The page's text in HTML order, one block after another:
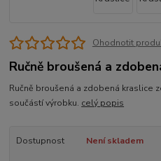
Ohodnotit
Ručně broušená a
Ručně broušená a zdobená kraslice
součástí výrobku. celý popis
Dostupnost Není skladem